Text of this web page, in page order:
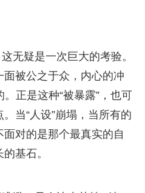
无疑是一次巨大的考验。
被公之于众，内心的冲
正是这种“被暴露”，也可
当“人设”崩塌，当所有的
对的是那个最真实的自
基石。